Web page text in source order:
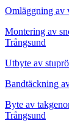
Omläggning av
Montering av
Trångsund
Utbyte av
Bandtäckning
Byte av
Trångsund